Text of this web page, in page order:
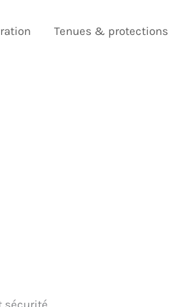
Tenues & protections
sécurité